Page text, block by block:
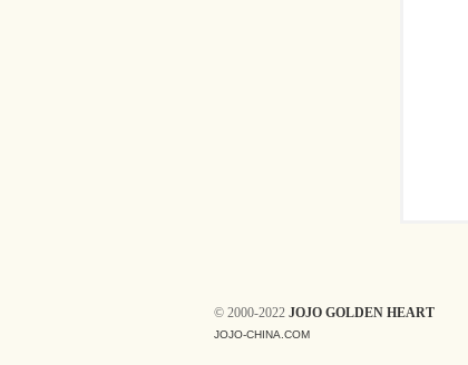
© 2000-2022 JOJO GOLDEN HEART
JOJO-CHINA.COM